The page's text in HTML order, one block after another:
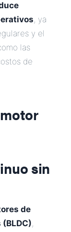
, ya
y el
las
de
sin
de
,